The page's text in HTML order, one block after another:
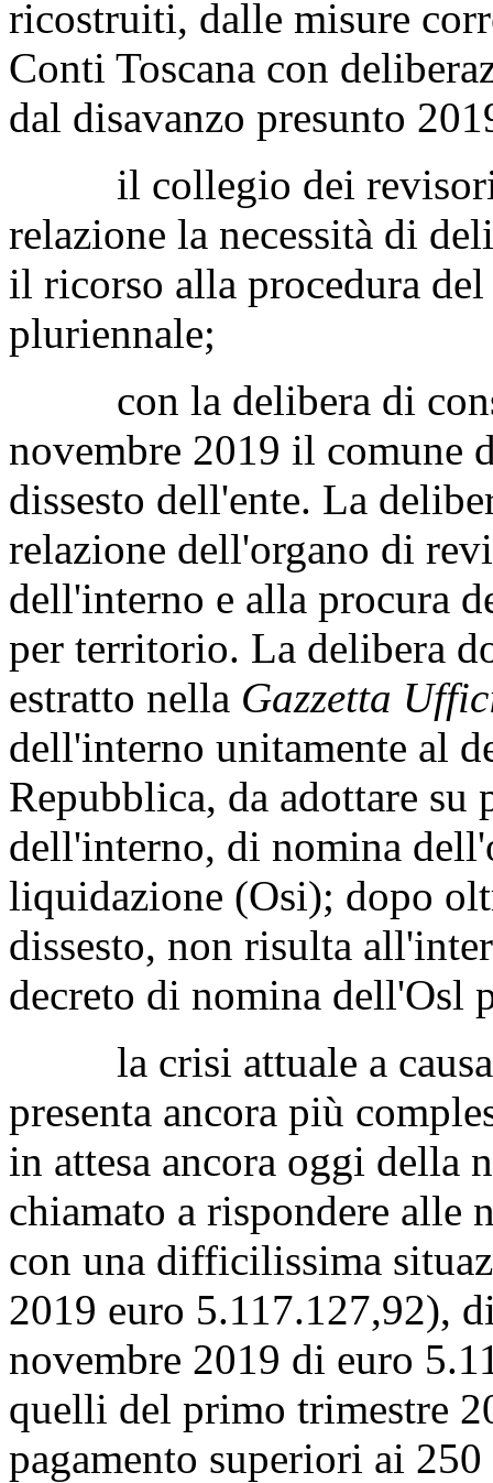
ricostruiti, dalle misure
Conti Toscana con
dal disavanzo presunto
il collegio dei revisori
relazione la necessità di
il ricorso alla procedura
pluriennale;
con la delibera di
novembre 2019 il comune
dissesto dell'ente. La
relazione dell'organo di
dell'interno e alla procura
per territorio. La delibera
estratto nella Gazzetta
dell'interno unitamente al
Repubblica, da adottare
dell'interno, di nomina
liquidazione (Osi); dopo
dissesto, non risulta
decreto di nomina dell'Osl
la crisi attuale a causa
presenta ancora più
in attesa ancora oggi della
chiamato a rispondere alle
con una difficilissima
2019 euro 5.117.127,92),
novembre 2019 di euro
quelli del primo trimestre
pagamento superiori ai